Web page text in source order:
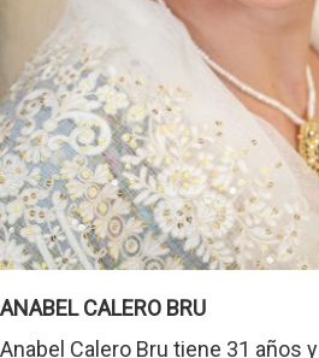
ANABEL CALERO BRU
Anabel Calero Bru tiene 31 años